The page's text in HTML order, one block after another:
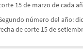
15 de marzo de cada
número del año:
de corte 15 de